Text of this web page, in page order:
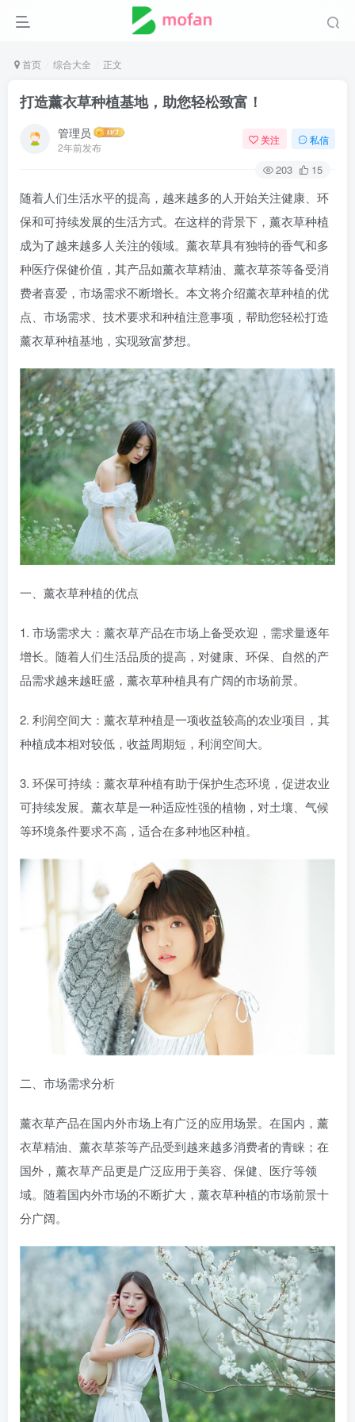
首页 综合大全 正文
打造薰衣草种植基地，助您轻松致富！
管理员
2年前发布
关注 私信
203 15
随着人们生活水平的提高，越来越多的人开始关注健康、环
保和可持续发展的生活方式。在这样的背景下，薰衣草种植
成为了越来越多人关注的领域。薰衣草具有独特的香气和多
种医疗保健价值，其产品如薰衣草精油、薰衣草茶等备受消
费者喜爱，市场需求不断增长。本文将介绍薰衣草种植的优
点、市场需求、技术要求和种植注意事项，帮助您轻松打造
薰衣草种植基地，实现致富梦想。
一、薰衣草种植的优点
1. 市场需求大：薰衣草产品在市场上备受欢迎，需求量逐年
增长。随着人们生活品质的提高，对健康、环保、自然的产
品需求越来越旺盛，薰衣草种植具有广阔的市场前景。
2. 利润空间大：薰衣草种植是一项收益较高的农业项目，其
种植成本相对较低，收益周期短，利润空间大。
3. 环保可持续：薰衣草种植有助于保护生态环境，促进农业
可持续发展。薰衣草是一种适应性强的植物，对土壤、气候
等环境条件要求不高，适合在多种地区种植。
二、市场需求分析
薰衣草产品在国内外市场上有广泛的应用场景。在国内，薰
衣草精油、薰衣草茶等产品受到越来越多消费者的青睐；在
国外，薰衣草产品更是广泛应用于美容、保健、医疗等领
域。随着国内外市场的不断扩大，薰衣草种植的市场前景十
分广阔。